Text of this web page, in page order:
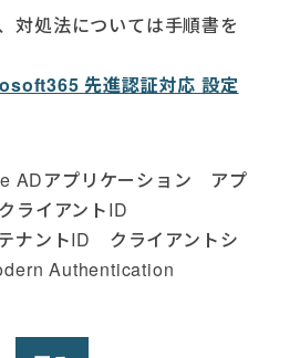
対処法については手順書を
先進認証対応 設定
ADアプリケーション アプ
ライアントID
ナントID クライアントシ
Authentication